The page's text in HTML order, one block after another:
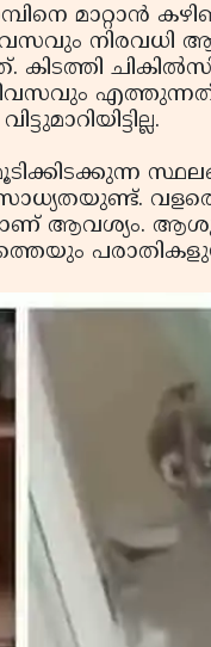
മാറ്റാന്‍
കിടത്തി
എത്തുന്നത്.
വളരെ
ആവശ്യം.